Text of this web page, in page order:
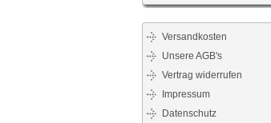
Versandkosten
Unsere AGB's
Vertrag widerrufen
Impressum
Datenschutz